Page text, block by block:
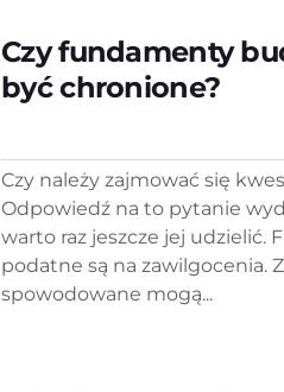
Czy fundamenty
być chronione?
Czy należy zajmować się
Odpowiedź na to pytanie
warto raz jeszcze jej udzielić.
podatne są na zawilgocenia.
spowodowane mogą...